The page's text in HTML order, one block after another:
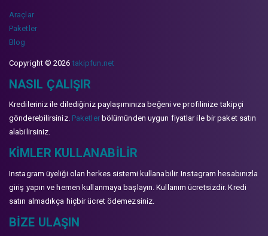
Araçlar
Paketler
Blog
Copyright © 2026takipfun.net
NASIL ÇALIŞIR
Kredileriniz ile dilediğiniz paylaşımınıza beğeni ve profilinize takipçi
gönderebilirsiniz. Paketlerbölümünden uygun fiyatlar ile bir paket satın
alabilirsiniz.
KIMLER KULLANABILIR
Instagram üyeliği olan herkes sistemi kullanabilir. Instagram hesabınızla
giriş yapın ve hemen kullanmaya başlayın. Kullanım ücretsizdir. Kredi
satın almadıkça hiçbir ücret ödemezsiniz.
BIZE ULAŞIN